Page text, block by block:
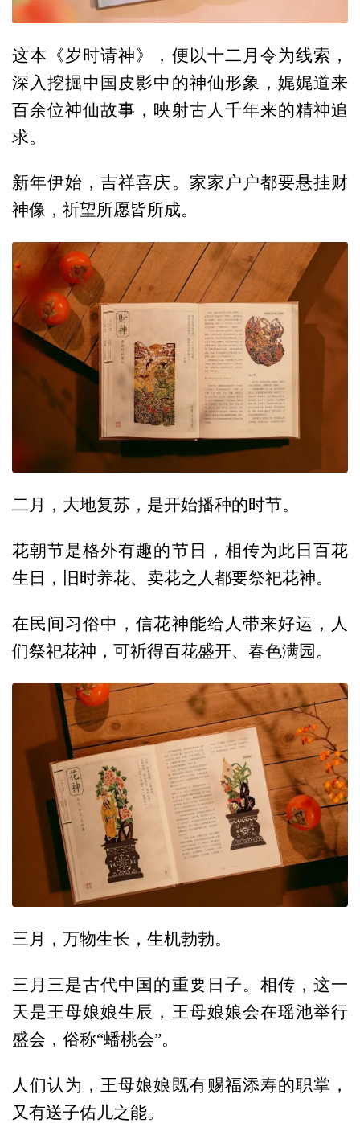
这本《岁时请神》，便以十二月令为线索，
深入挖掘中国皮影中的神仙形象，娓娓道来
百余位神仙故事，映射古人千年来的精神追
求。
新年伊始，吉祥喜庆。家家户户都要悬挂财
神像，祈望所愿皆所成。
二月，大地复苏，是开始播种的时节。
花朝节是格外有趣的节日，相传为此日百花
生日，旧时养花、卖花之人都要祭祀花神。
在民间习俗中，信花神能给人带来好运，人
们祭祀花神，可祈得百花盛开、春色满园。
三月，万物生长，生机勃勃。
三月三是古代中国的重要日子。相传，这一
天是王母娘娘生辰，王母娘娘会在瑶池举行
盛会，俗称“蟠桃会”。
人们认为，王母娘娘既有赐福添寿的职掌，
又有送子佑儿之能。